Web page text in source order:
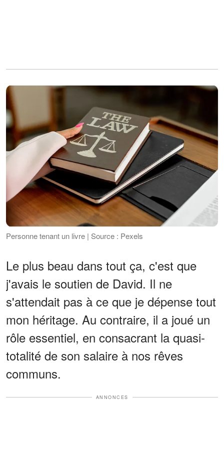
Personne tenant un livre | Source : Pexels
Le plus beau dans tout ça, c'est que
j'avais le soutien de David. Il ne
s'attendait pas à ce que je dépense tout
mon héritage. Au contraire, il a joué un
rôle essentiel, en consacrant la quasi-
totalité de son salaire à nos rêves
communs.
ANNONCES